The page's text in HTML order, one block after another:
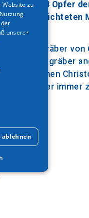
dem 703 Opfer
Briten errichteten
sich die Gräber
29 Militärgräber
alten Namen
Besucher immer
GERMAN
zu
unserer
ablehnen